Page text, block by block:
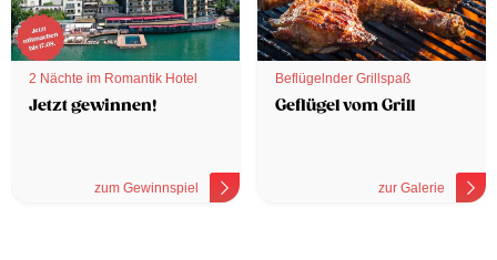
2 Nächte im Romantik Hotel
Jetzt gewinnen!
zum Gewinnspiel
Beflügelnder Grillspaß
Geflügel vom Grill
zur Galerie